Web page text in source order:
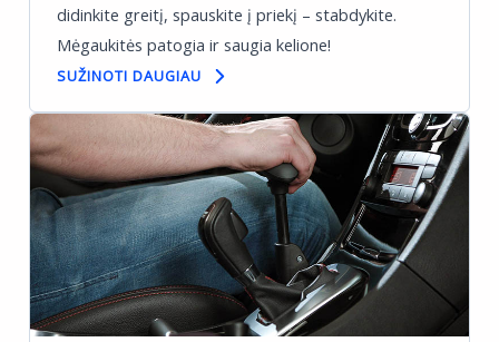
didinkite greitį, spauskite į priekį – stabdykite.
Mėgaukitės patogia ir saugia kelione!
SUŽINOTI DAUGIAU